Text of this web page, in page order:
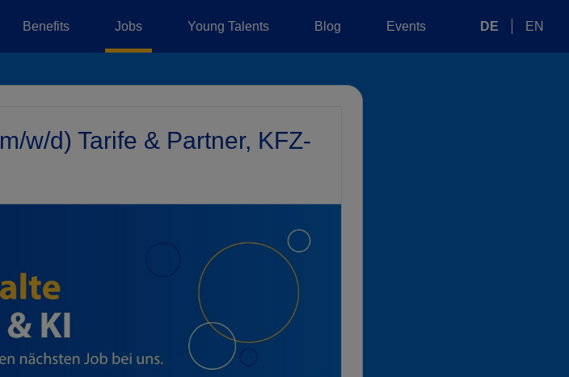
Benefits Jobs Young Talents Blog Events DE EN
w/d) Tarife & Partner, KFZ-